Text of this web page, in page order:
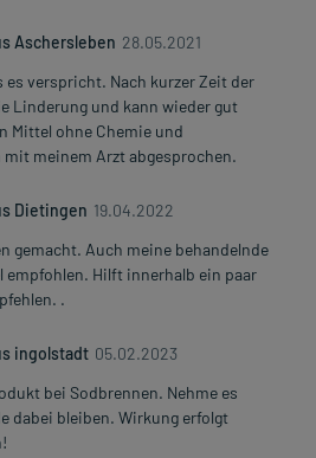
die Inhaltsstoffe
Arzneimittel darf nur nach
oder unter ärztlicher Kontrolle
und Stillzeit?
eine Rolle, ob und wie das Arzneimittel
Ihren Arzt oder Apotheker. Er wird
prüfen und Sie entsprechend
Stillen weitermachen können.
Aschersleben 28.05.2021
es verspricht. Nach kurzer Zeit der
Linderung und kann wieder gut
Mittel ohne Chemie und
meinem Arzt abgesprochen.
Dietingen 19.04.2022
gemacht. Auch meine behandelnde
Hilft innerhalb ein paar
.
ingolstadt 05.02.2023
bei Sodbrennen. Nehme es
dabei bleiben. Wirkung erfolgt